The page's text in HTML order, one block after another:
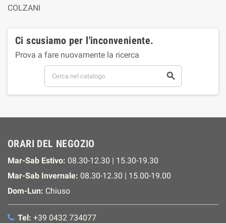
COLZANI
Ci scusiamo per l'inconveniente.
Prova a fare nuovamente la ricerca

ORARI DEL NEGOZIO
Mar-Sab Estivo: 08.30-12.30 | 15.30-19.30
Mar-Sab Invernale: 08.30-12.30 | 15.00-19.00
Dom-Lun: Chiuso
Tel: +39 0432 734077